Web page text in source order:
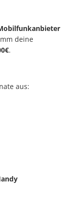
deine
.
aus: